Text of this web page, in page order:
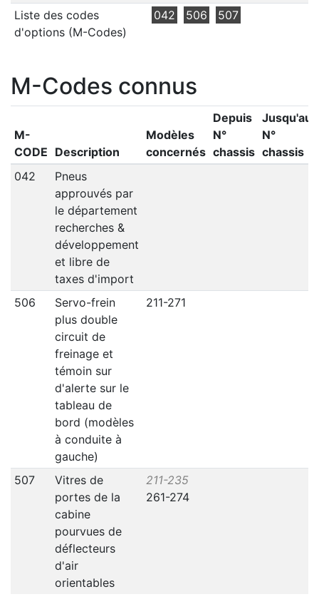
Liste des codes
d'options (M-Codes)
042 506 507
M-Codes connus
M-
CODE Description
Modèles
concernés
Depuis
N°
chassis
Jusqu'au
N°
chassis
042
Pneus
approuvés par
le département
recherches &
développement
et libre de
taxes d'import
506
Servo-frein
plus double
circuit de
freinage et
témoin sur
d'alerte sur le
tableau de
bord (modèles
à conduite à
gauche)
211-271
507
Vitres de
portes de la
cabine
pourvues de
déflecteurs
d'air
orientables
211-235
261-274